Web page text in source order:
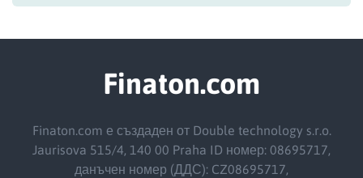
Finaton.com
Finaton.com е създаден от Double technology s.r.o.
Jaurisova 515/4, 140 00 Praha ID номер: 08695717,
данъчен номер (ДДС): CZ08695717,